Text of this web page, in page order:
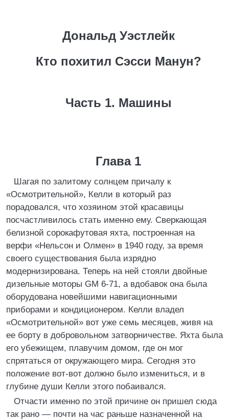
Дональд Уэстлейк
Кто похитил Сэсси Манун?
Часть 1. Машины
Глава 1
Шагая по залитому солнцем причалу к
«Осмотрительной», Келли в который раз
порадовался, что хозяином этой красавицы
посчастливилось стать именно ему. Сверкающая
белизной сорокафутовая яхта, построенная на
верфи «Нельсон и Олмен» в 1940 году, за время
своего существования была изрядно
модернизирована. Теперь на ней стояли двойные
дизельные моторы GM 6-71, а вдобавок она была
оборудована новейшими навигационными
приборами и кондиционером. Келли владел
«Осмотрительной» вот уже семь месяцев, живя на
ее борту в добровольном затворничестве. Яхта была
его убежищем, плавучим домом, где он мог
спрятаться от окружающего мира. Сегодня это
положение вот-вот должно было измениться, и в
глубине души Келли этого побаивался.
Отчасти именно по этой причине он пришел сюда
так рано — почти на час раньше назначенной на